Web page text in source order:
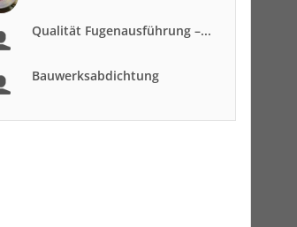
Qualität Fugenausführung –...
Bauwerksabdichtung